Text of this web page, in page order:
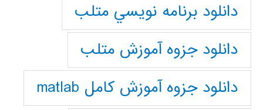
دانلود برنامه نويسي متلب
دانلود جزوه آموزش متلب
دانلود جزوه آموزش کامل matlab